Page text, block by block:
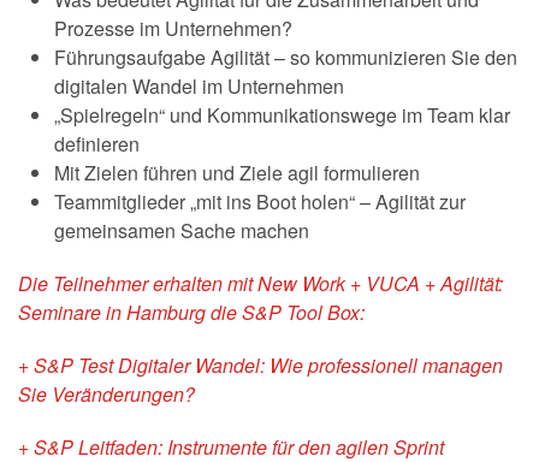
Prozesse im Unternehmen?
Führungsaufgabe Agilität – so kommunizieren Sie den
digitalen Wandel im Unternehmen
„Spielregeln“ und Kommunikationswege im Team klar
definieren
Mit Zielen führen und Ziele agil formulieren
Teammitglieder „mit ins Boot holen“ – Agilität zur
gemeinsamen Sache machen
Die Teilnehmer erhalten mit New Work + VUCA + Agilität:
Seminare in Hamburg die S&P Tool Box:
+ S&P Test Digitaler Wandel: Wie professionell managen
Sie Veränderungen?
+ S&P Leitfaden: Instrumente für den agilen Sprint